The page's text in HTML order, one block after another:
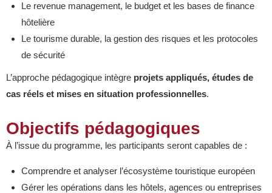
Le revenue management, le budget et les bases de finance
hôtelière
Le tourisme durable, la gestion des risques et les protocoles
de sécurité
L’approche pédagogique intègre projets appliqués, études de
cas réels et mises en situation professionnelles.
Objectifs pédagogiques
À l’issue du programme, les participants seront capables de :
Comprendre et analyser l’écosystème touristique européen
Gérer les opérations dans les hôtels, agences ou entreprises